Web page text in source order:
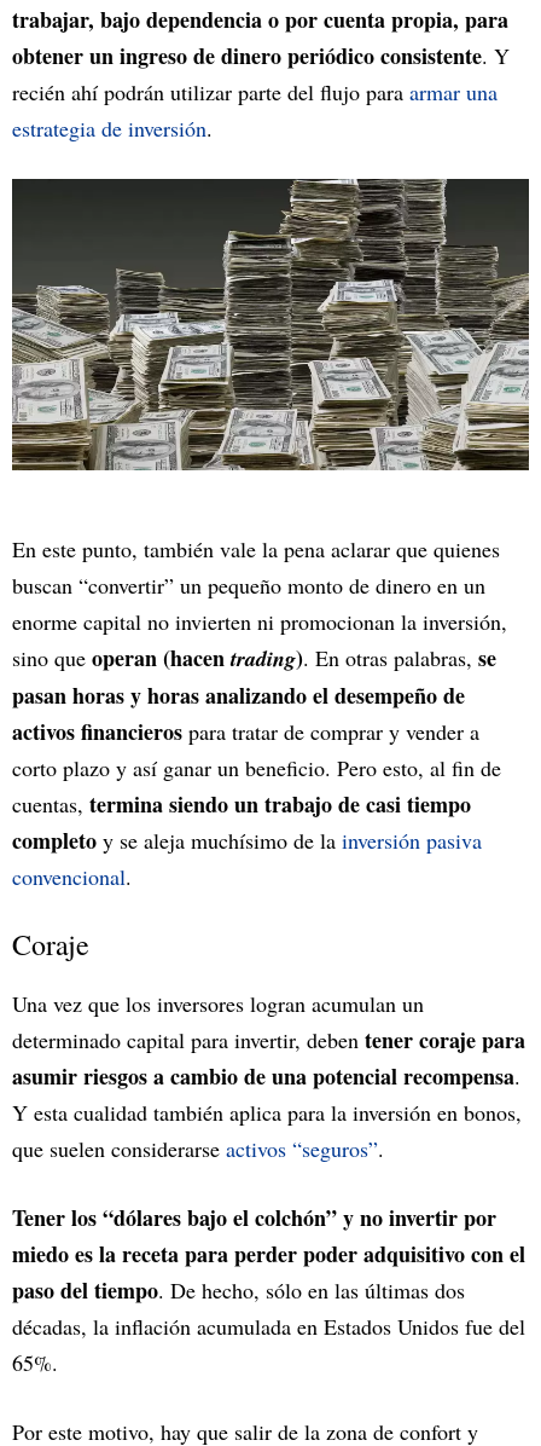
trabajar, bajo dependencia o por cuenta propia, para
obtener un ingreso de dinero periódico consistente. Y
recién ahí podrán utilizar parte del flujo para armar una
estrategia de inversión.
En este punto, también vale la pena aclarar que quienes
buscan “convertir” un pequeño monto de dinero en un
enorme capital no invierten ni promocionan la inversión,
sino que operan (hacentrading). En otras palabras, se
pasan horas y horas analizando el desempeño de
activos financieros para tratar de comprar y vender a
corto plazo y así ganar un beneficio. Pero esto, al fin de
cuentas, termina siendo un trabajo de casi tiempo
completo y se aleja muchísimo de la inversión pasiva
convencional.
Coraje
Una vez que los inversores logran acumulan un
determinado capital para invertir, deben tener coraje para
asumir riesgos a cambio de una potencial recompensa.
Y esta cualidad también aplica para la inversión en bonos,
que suelen considerarse activos “seguros”.
Tener los “dólares bajo el colchón” y no invertir por
miedo es la receta para perder poder adquisitivo con el
paso del tiempo. De hecho, sólo en las últimas dos
décadas, la inflación acumulada en Estados Unidos fue del
65%.
Por este motivo, hay que salir de la zona de confort y